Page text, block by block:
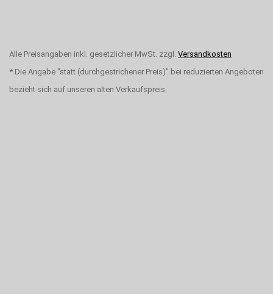
Alle Preisangaben inkl. gesetzlicher MwSt. zzgl. Versandkosten
* Die Angabe "statt (durchgestrichener Preis)" bei reduzierten Angeboten
bezieht sich auf unseren alten Verkaufspreis.